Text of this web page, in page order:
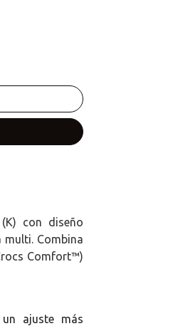
con diseño
multi. Combina
Comfort™)
ajuste más